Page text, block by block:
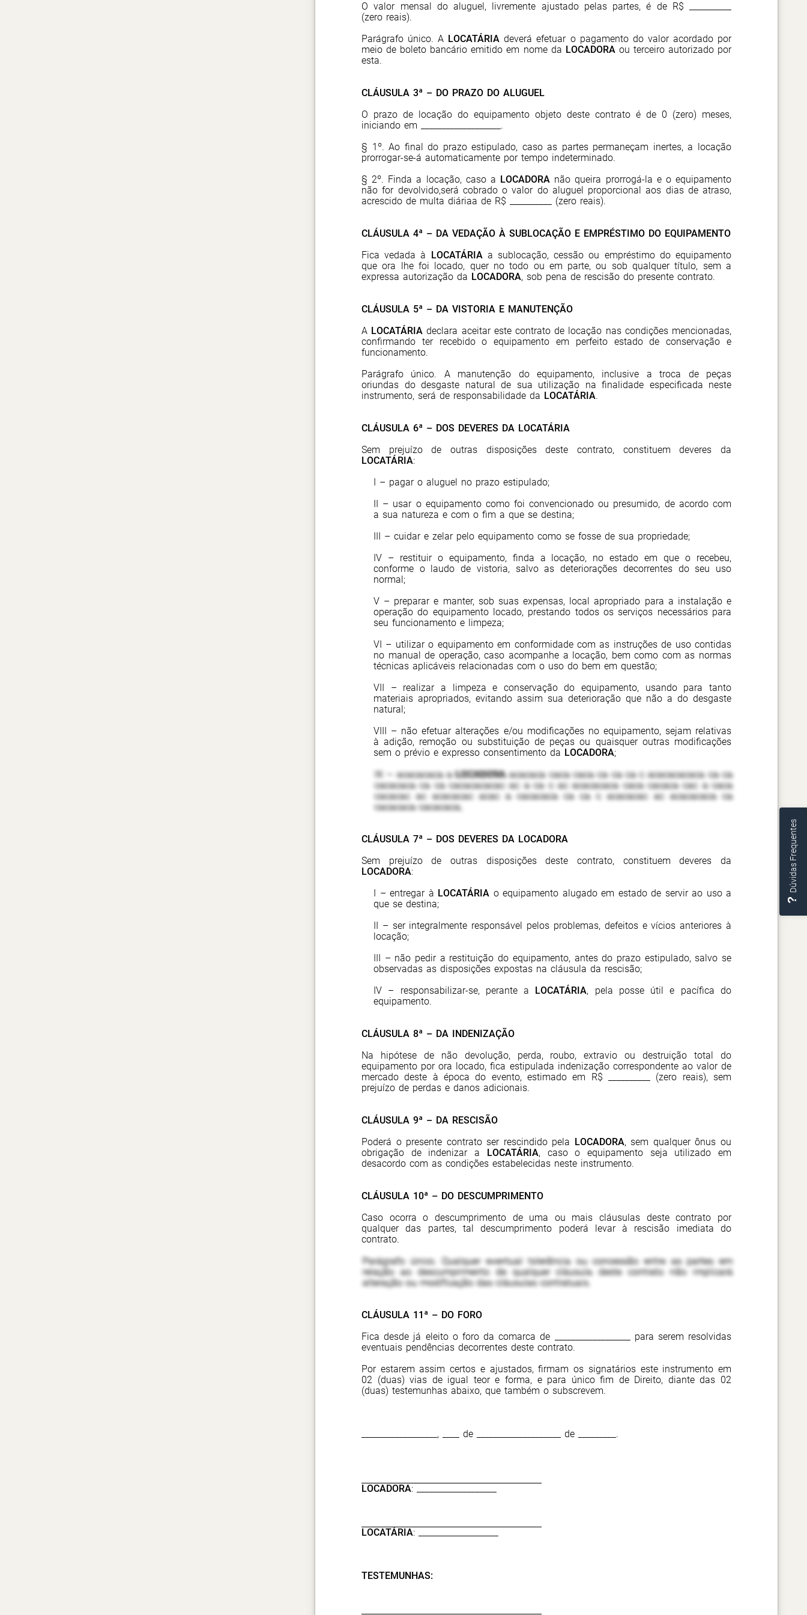
Dúvidas Frequentes
O valor mensal do aluguel, livremente ajustado pelas partes, é de R$ __________
(zero reais).
Parágrafo único. A LOCATÁRIA deverá efetuar o pagamento do valor acordado por
meio de boleto bancário emitido em nome da LOCADORAou terceiro autorizado por
esta.
CLÁUSULA 3ª – DO PRAZO DO ALUGUEL
O prazo de locação do equipamento objeto deste contrato é de 0 (zero) meses,
iniciando em ___________________.
§ 1º. Ao final do prazo estipulado, caso as partes permaneçam inertes, a locação
prorrogar-se-á automaticamente por tempo indeterminado.
§ 2º. Finda a locação, caso a LOCADORA não queira prorrogá-la e o equipamento
não for devolvido,será cobrado o valor do aluguel proporcional aos dias de atraso,
acrescido de multa diáriaa de R$ __________ (zero reais).
CLÁUSULA 4ª – DA VEDAÇÃO À SUBLOCAÇÃO E EMPRÉSTIMO DO EQUIPAMENTO
Fica vedada à LOCATÁRIAa sublocação, cessão ou empréstimo do equipamento
que ora lhe foi locado, quer no todo ou em parte, ou sob qualquer título, sem a
expressa autorização da LOCADORA, sob pena de rescisão do presente contrato.
CLÁUSULA 5ª – DA VISTORIA E MANUTENÇÃO
A LOCATÁRIA declara aceitar este contrato de locação nas condições mencionadas,
confirmando ter recebido o equipamento em perfeito estado de conservação e
funcionamento.
Parágrafo único. A manutenção do equipamento, inclusive a troca de peças
oriundas do desgaste natural de sua utilização na finalidade especificada neste
instrumento, será de responsabilidade da LOCATÁRIA.
CLÁUSULA 6ª – DOS DEVERES DA LOCATÁRIA
Sem prejuízo de outras disposições deste contrato, constituem deveres da
LOCATÁRIA:
I – pagar o aluguel no prazo estipulado;
II – usar o equipamento como foi convencionado ou presumido, de acordo com
a sua natureza e com o fim a que se destina;
III – cuidar e zelar pelo equipamento como se fosse de sua propriedade;
IV – restituir o equipamento, finda a locação, no estado em que o recebeu,
conforme o laudo de vistoria, salvo as deteriorações decorrentes do seu uso
normal;
V – preparar e manter, sob suas expensas, local apropriado para a instalação e
operação do equipamento locado, prestando todos os serviços necessários para
seu funcionamento e limpeza;
VI – utilizar o equipamento em conformidade com as instruções de uso contidas
no manual de operação, caso acompanhe a locação, bem como com as normas
técnicas aplicáveis relacionadas com o uso do bem em questão;
VII – realizar a limpeza e conservação do equipamento, usando para tanto
materiais apropriados, evitando assim sua deterioração que não a do desgaste
natural;
VIII – não efetuar alterações e/ou modificações no equipamento, sejam relativas
à adição, remoção ou substituição de peças ou quaisquer outras modificações
sem o prévio e expresso consentimento da LOCADORA;
IX – acacacaca aLOCADORAacacaca caca caca ca ca ca c acacacacaca ca ca
cacacaca ca ca cacacacacac ac a ca c ac acacacaca caca cacaca cac a caca
cacacac ac acacacac acac a cacacaca ca ca c acacacac ac acacacaca ca
cacacaca cacacaca;
CLÁUSULA 7ª – DOS DEVERES DA LOCADORA
Sem prejuízo de outras disposições deste contrato, constituem deveres da
LOCADORA:
I – entregar à LOCATÁRIA o equipamento alugado em estado de servir ao uso a
que se destina;
II – ser integralmente responsável pelos problemas, defeitos e vícios anteriores à
locação;
III – não pedir a restituição do equipamento, antes do prazo estipulado, salvo se
observadas as disposições expostas na cláusula da rescisão;
IV – responsabilizar-se, perante a LOCATÁRIA, pela posse útil e pacífica do
equipamento.
CLÁUSULA 8ª – DA INDENIZAÇÃO
Na hipótese de não devolução, perda, roubo, extravio ou destruição total do
equipamento por ora locado, fica estipulada indenização correspondente ao valor de
mercado deste à época do evento, estimado em R$ __________ (zero reais), sem
prejuízo de perdas e danos adicionais.
CLÁUSULA 9ª – DA RESCISÃO
Poderá o presente contrato ser rescindido pela LOCADORA, sem qualquer ônus ou
obrigação de indenizar a LOCATÁRIA, caso o equipamento seja utilizado em
desacordo com as condições estabelecidas neste instrumento.
CLÁUSULA 10ª – DO DESCUMPRIMENTO
Caso ocorra o descumprimento de uma ou mais cláusulas deste contrato por
qualquer das partes, tal descumprimento poderá levar à rescisão imediata do
contrato.
Parágrafo único. Qualquer eventual tolerância ou concessão entre as partes em
relação ao descumprimento de qualquer cláusula deste contrato não implicará
alteração ou modificação das cláusulas contratuais.
CLÁUSULA 11ª – DO FORO
Fica desde já eleito o foro da comarca de __________________ para serem resolvidas
eventuais pendências decorrentes deste contrato.
Por estarem assim certos e ajustados, firmam os signatários este instrumento em
02 (duas) vias de igual teor e forma, e para único fim de Direito, diante das 02
(duas) testemunhas abaixo, que também o subscrevem.
__________________, ____ de ____________________ de _________.
LOCADORA: ___________________
LOCATÁRIA: ___________________
TESTEMUNHAS: